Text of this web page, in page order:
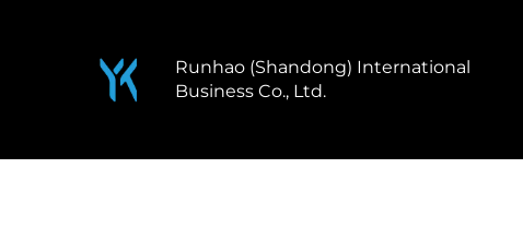
Runhao (Shandong) International
Business Co., Ltd.